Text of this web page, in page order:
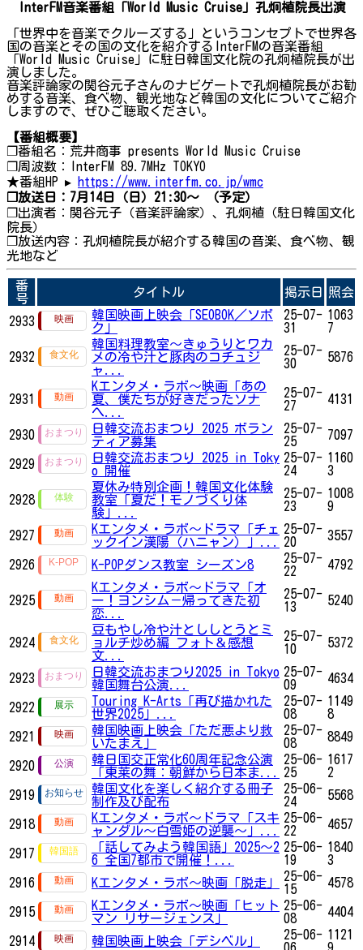
InterFM音楽番組「World Music Cruise」孔炯植院長出演
「世界中を音楽でクルーズする」というコンセプトで世界各
国の音楽とその国の文化を紹介するInterFMの音楽番組
「World Music Cruise」に駐日韓国文化院の孔炯植院長が出
演しました。
音楽評論家の関谷元子さんのナビゲートで孔炯植院長がお勧
めする音楽、食べ物、観光地など韓国の文化についてご紹介
しますので、ぜひご聴取ください。
【番組概要】
❐番組名：荒井商事 presents World Music Cruise
❐周波数：InterFM 89.7MHz TOKYO
★番組HP ▸
https://www.interfm.co.jp/wmc
❐放送日：7月14日（日）21:30～ （予定）
❐出演者：関谷元子（音楽評論家）、孔炯植（駐日韓国文化
院長）
❐放送内容：孔炯植院長が紹介する韓国の音楽、食べ物、観
光地など
番
号
タイトル 掲示日 照会
2933
韓国映画上映会「SEOBOK／ソボ
ク」
25-07-
31
1063
7
2932
韓国料理教室～きゅうりとワカ
メの冷や汁と豚肉のコチュジ
ャ...
25-07-
30
5876
2931
Kエンタメ・ラボ～映画「あの
夏、僕たちが好きだったソナ
へ...
25-07-
27
4131
2930
日韓交流おまつり 2025 ボラン
ティア募集
25-07-
25
7097
2929
日韓交流おまつり 2025 in Toky
o 開催
25-07-
24
1160
3
2928
夏休み特別企画！韓国文化体験
教室「夏だ！モノづくり体
験」...
25-07-
23
1008
9
2927
Kエンタメ・ラボ～ドラマ「チェ
ックイン漢陽（ハニャン）」...
25-07-
20
3557
2926 K-POPダンス教室 シーズン8
25-07-
22
4792
2925
Kエンタメ・ラボ～ドラマ「オ
ー！ヨンシム－帰ってきた初
恋...
25-07-
13
5240
2924
豆もやし冷や汁とししとうとミ
ョルチ炒め編 フォト＆感想
文...
25-07-
10
5372
2923
日韓交流おまつり2025 in Tokyo
韓国舞台公演...
25-07-
09
4634
2922
Touring K-Arts「再び描かれた
世界2025」...
25-07-
08
1149
8
2921
韓国映画上映会「ただ悪より救
いたまえ」
25-07-
08
8849
2920
韓日国交正常化60周年記念公演
「東莱の舞：朝鮮から日本ま...
25-06-
25
1617
2
2919
韓国文化を楽しく紹介する冊子
制作及び配布
25-06-
24
5568
2918
Kエンタメ・ラボ～ドラマ「スキ
ャンダル～白雪姫の逆襲～」...
25-06-
22
4657
2917
「話してみよう韓国語」2025～2
6 全国7都市で開催！...
25-06-
19
1840
3
2916
Kエンタメ・ラボ～映画「脱走」
25-06-
15
4578
2915
Kエンタメ・ラボ～映画「ヒット
マン リサージェンス」
25-06-
08
4404
2914 韓国映画上映会「デシベル」
25-06- 1121